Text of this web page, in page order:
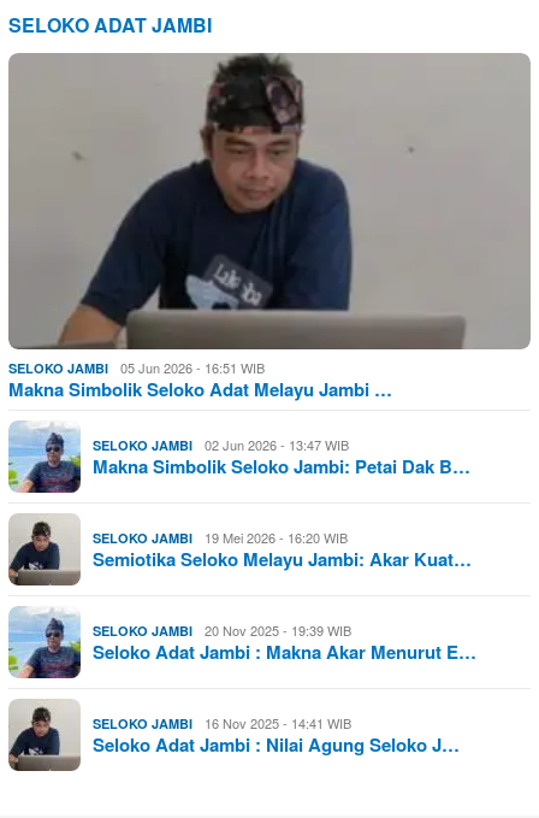
SELOKO ADAT JAMBI
SELOKO JAMBI 05 Jun 2026 - 16:51 WIB
Makna Simbolik Seloko Adat Melayu Jambi …
SELOKO JAMBI 02 Jun 2026 - 13:47 WIB
Makna Simbolik Seloko Jambi: Petai Dak B…
SELOKO JAMBI 19 Mei 2026 - 16:20 WIB
Semiotika Seloko Melayu Jambi: Akar Kuat…
SELOKO JAMBI 20 Nov 2025 - 19:39 WIB
Seloko Adat Jambi : Makna Akar Menurut E…
SELOKO JAMBI 16 Nov 2025 - 14:41 WIB
Seloko Adat Jambi : Nilai Agung Seloko J…